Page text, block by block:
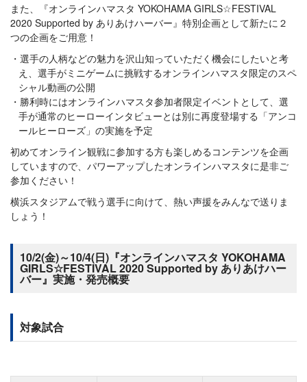
また、『オンラインハマスタ YOKOHAMA GIRLS☆FESTIVAL
2020 Supported by ありあけハーバー』特別企画として新たに２
つの企画をご用意！
選手の人柄などの魅力を沢山知っていただく機会にしたいと考
え、選手がミニゲームに挑戦するオンラインハマスタ限定のスペ
シャル動画の公開
勝利時にはオンラインハマスタ参加者限定イベントとして、選
手が通常のヒーローインタビューとは別に再度登場する「アンコ
ールヒーローズ」の実施を予定
初めてオンライン観戦に参加する方も楽しめるコンテンツを企画
していますので、パワーアップしたオンラインハマスタに是非ご
参加ください！
横浜スタジアムで戦う選手に向けて、熱い声援をみんなで送りま
しょう！
10/2(金)～10/4(日)『オンラインハマスタ YOKOHAMA
GIRLS☆FESTIVAL 2020 Supported by ありあけハー
バー』実施・発売概要
対象試合